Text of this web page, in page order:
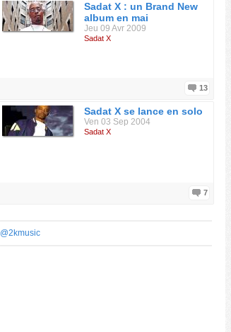
Sadat X : un Brand New
album en mai
Jeu 09 Avr 2009
Sadat X
13
Sadat X se lance en solo
Ven 03 Sep 2004
Sadat X
7
@2kmusic